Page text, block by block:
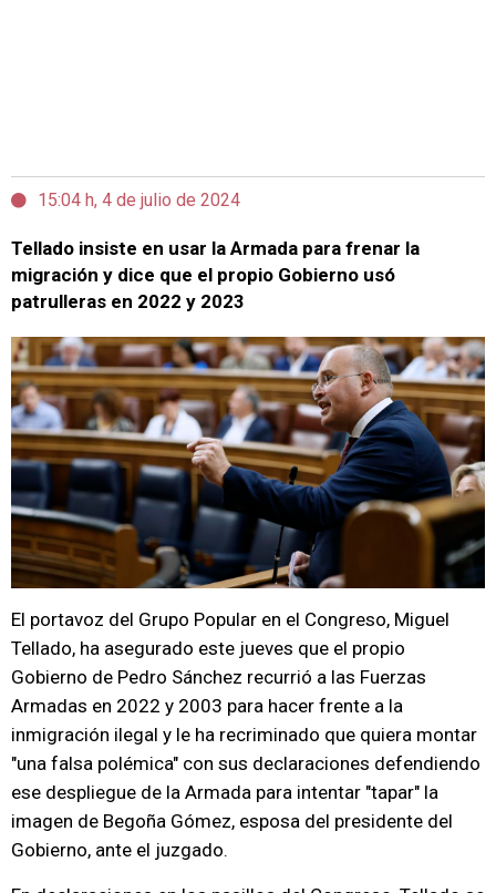
15:04 h, 4 de julio de 2024
Tellado insiste en usar la Armada para frenar la
migración y dice que el propio Gobierno usó
patrulleras en 2022 y 2023
El portavoz del Grupo Popular en el Congreso, Miguel
Tellado, ha asegurado este jueves que el propio
Gobierno de Pedro Sánchez recurrió a las Fuerzas
Armadas en 2022 y 2003 para hacer frente a la
inmigración ilegal y le ha recriminado que quiera montar
"una falsa polémica" con sus declaraciones defendiendo
ese despliegue de la Armada para intentar "tapar" la
imagen de Begoña Gómez, esposa del presidente del
Gobierno, ante el juzgado.